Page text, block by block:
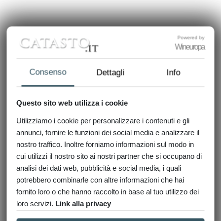
Recapiti
Indirizzo: VIA DUOMO 2 - 13100 VERCELLI Telefono: 0161648711 Fax:
0650059835 E-mail:
DP.VERCELLI.UPTVERCELLI@AGENZIAENTRATE.IT Posta elettronica
certificata: dp.vercelli@pce.agenziaentrate.it Direttore STEFANO
GIUSEPPE CHIOZZA (interim) Ufficio per le Relazioni con il Pubblico
Orario di apertura: Dal lunedi al venerdi: ore 08.30 - 13.00 Telefono: 0161
- 648731
Sportelli catastali decentrati:
Powered by
Wineuropa
Consenso Dettagli Info
Questo sito web utilizza i cookie
Utilizziamo i cookie per personalizzare i contenuti e gli
annunci, fornire le funzioni dei social media e analizzare il
nostro traffico. Inoltre forniamo informazioni sul modo in
cui utilizzi il nostro sito ai nostri partner che si occupano di
analisi dei dati web, pubblicità e social media, i quali
potrebbero combinarle con altre informazioni che hai
fornito loro o che hanno raccolto in base al tuo utilizzo dei
loro servizi. Link alla privacy